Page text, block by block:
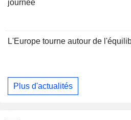
journée
L'Europe tourne autour de
Plus d'actualités